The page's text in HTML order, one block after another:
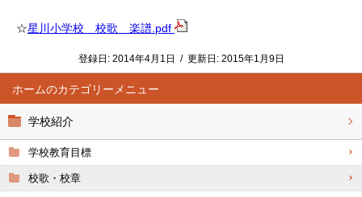
ホーム
学校紹介
学校教育目標
校歌・校章
☆星川小学校 校歌 楽譜.pdf
登録日: 2014年4月1日 / 更新日: 2015年1月9日